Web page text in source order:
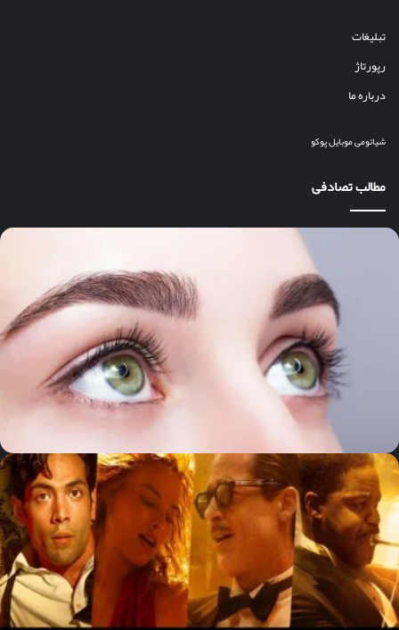
تبلیغات
رپورتاژ
درباره ما
شیائومیموبایلپوکو
مطالب تصادفی